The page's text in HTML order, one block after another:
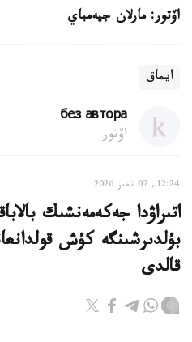
اۆتور: مارلان جيەمباي
ايماق
без автора
اۆتور
12:24, 07 تامىز 2026
اتىراۋدا جەكەمەنشىك
بۇلدىرشىنگە كۇش
قالدى